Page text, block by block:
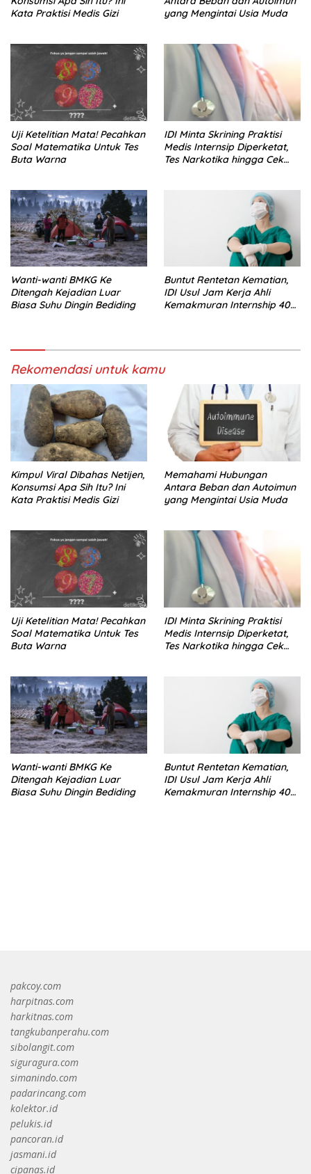
Kata Praktisi Medis Gizi
yang Mengintai Usia Muda
Uji Ketelitian Mata! Pecahkan
Soal Matematika Untuk Tes
Buta Warna
IDI Minta Skrining Praktisi
Medis Internsip Diperketat,
Tes Narkotika hingga Cek
Wanti-wanti BMKG Ke
Ditengah Kejadian Luar
Biasa Suhu Dingin Bediding
Buntut Rentetan Kematian,
IDI Usul Jam Kerja Ahli
Kemakmuran Internship 40
Rekomendasi untuk kamu
Kimpul Viral Dibahas Netijen,
Konsumsi Apa Sih Itu? Ini
Kata Praktisi Medis Gizi
Memahami Hubungan
Antara Beban dan Autoimun
yang Mengintai Usia Muda
Uji Ketelitian Mata! Pecahkan
Soal Matematika Untuk Tes
Buta Warna
IDI Minta Skrining Praktisi
Medis Internsip Diperketat,
Tes Narkotika hingga Cek
Wanti-wanti BMKG Ke
Ditengah Kejadian Luar
Biasa Suhu Dingin Bediding
Buntut Rentetan Kematian,
IDI Usul Jam Kerja Ahli
Kemakmuran Internship 40
pakcoy.com
harpitnas.com
harkitnas.com
tangkubanperahu.com
sibolangit.com
siguragura.com
simanindo.com
padarincang.com
kolektor.id
pelukis.id
pancoran.id
jasmani.id
cipanas.id